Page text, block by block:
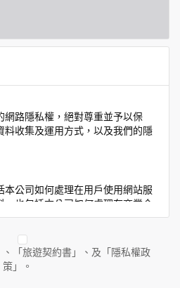
網路隱私權，絕對尊重並予以保
料收集及運用方式，以及我們的隱
本公司如何處理在用戶使用網站服
，也包括本公司如何處理在商業合
何身份識別資料。隱私權保護政策
網站上的廣告廠商連結，這些置
個人的資料。對於您主動提供的個
結網站有其個別的隱私權保護政
「旅遊契約書」、及「隱私權政
策」。